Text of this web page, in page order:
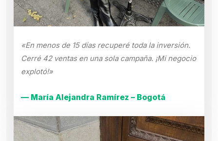
«En menos de 15 días recuperé toda la inversión.
Cerré 42 ventas en una sola campaña. ¡Mi negocio
explotó!»
— María Alejandra Ramírez – Bogotá